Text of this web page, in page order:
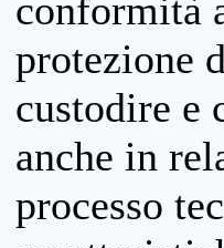
conformità
protezione
custodire e
anche in
processo